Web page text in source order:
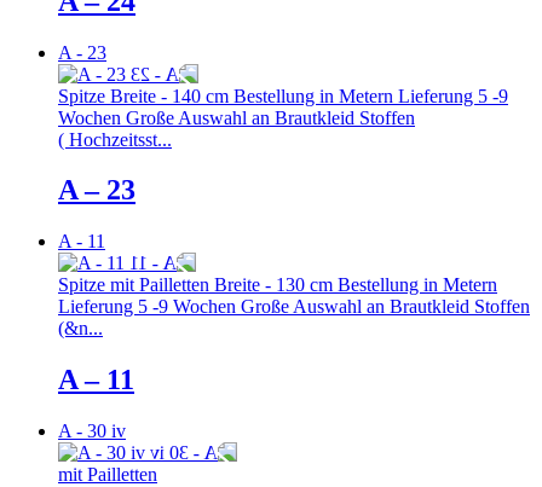
A - 23
Spitze Breite - 140 cm Bestellung in Metern Lieferung 5 -9
Wochen Große Auswahl an Brautkleid Stoffen
( Hochzeitsst...
A – 23
A - 11
Spitze mit Pailletten Breite - 130 cm Bestellung in Metern
Lieferung 5 -9 Wochen Große Auswahl an Brautkleid Stoffen
(&n...
A – 11
A - 30 iv
mit Pailletten